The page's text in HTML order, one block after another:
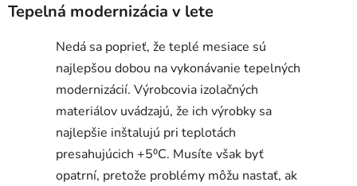
Tepelná modernizácia v lete
Nedá sa poprieť, že teplé mesiace sú
najlepšou dobou na vykonávanie tepelných
modernizácií. Výrobcovia izolačných
materiálov uvádzajú, že ich výrobky sa
najlepšie inštalujú pri teplotách
presahujúcich +5⁰C. Musíte však byť
opatrní, pretože problémy môžu nastať, ak